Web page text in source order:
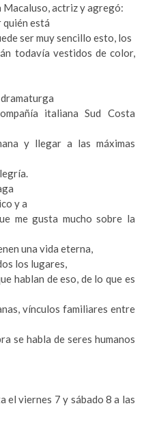
Macaluso, actriz y agregó:
quién está
ser muy sencillo esto, los
todavía vestidos de color,
italiana Sud Costa
y llegar a las máximas
y a
me gusta mucho sobre la
una vida eterna,
los lugares,
hablan de eso, de lo que es
vínculos familiares entre
se habla de seres humanos
el viernes 7 y sábado 8 a las